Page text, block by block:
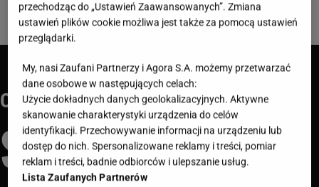
O NAS
SIŁA GAZETA.PL
przechodząc do „Ustawień Zaawansowanych”. Zmiana
ustawień plików cookie możliwa jest także za pomocą ustawień
przeglądarki.
My, nasi Zaufani Partnerzy i Agora S.A. możemy przetwarzać
dane osobowe w następujących celach:
Użycie dokładnych danych geolokalizacyjnych. Aktywne
skanowanie charakterystyki urządzenia do celów
identyfikacji. Przechowywanie informacji na urządzeniu lub
dostęp do nich. Spersonalizowane reklamy i treści, pomiar
reklam i treści, badnie odbiorców i ulepszanie usług.
Lista Zaufanych Partnerów